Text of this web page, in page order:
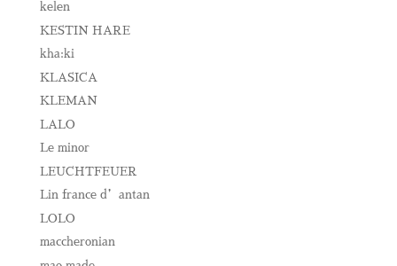
kelen
KESTIN HARE
kha:ki
KLASICA
KLEMAN
LALO
Le minor
LEUCHTFEUER
Lin france d’antan
LOLO
maccheronian